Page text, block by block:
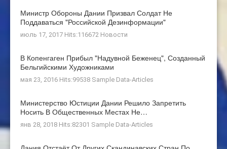
Министр Обороны Дании Призвал Солдат Не
Поддаваться "российской Дезинформации"
июль 17, 2017 Hits:116672 Новости
В Копенгаген Прибыл "Надувной Беженец", Созданный
Бельгийскими Художниками
мая 23, 2016 Hits:99538 Sample Data-Articles
Министерство Юстиции Дании Решило Запретить
Носить В Общественных Местах Не…
янв 28, 2018 Hits:82301 Sample Data-Articles